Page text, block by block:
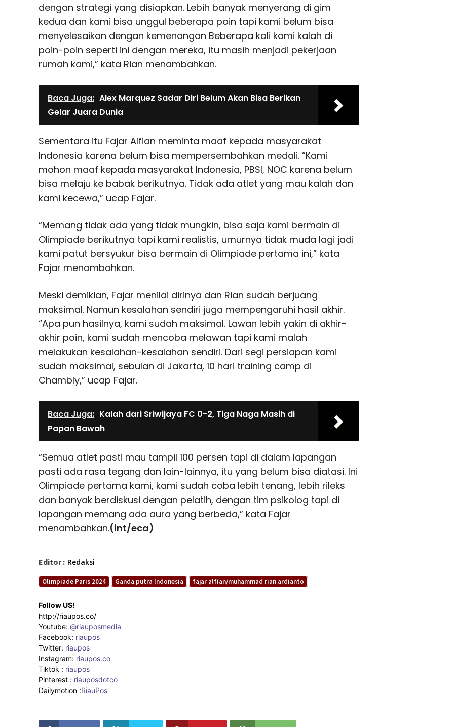
dengan strategi yang disiapkan. Lebih banyak menyerang di gim
kedua dan kami bisa unggul beberapa poin tapi kami belum bisa
menyelesaikan dengan kemenangan Beberapa kali kami kalah di
poin-poin seperti ini dengan mereka, itu masih menjadi pekerjaan
rumah kami,” kata Rian menambahkan.
Baca Juga: Alex Marquez Sadar Diri Belum Akan Bisa Berikan
Gelar Juara Dunia
Sementara itu Fajar Alfian meminta maaf kepada masyarakat
Indonesia karena belum bisa mempersembahkan medali. “Kami
mohon maaf kepada masyarakat Indonesia, PBSI, NOC karena belum
bisa melaju ke babak berikutnya. Tidak ada atlet yang mau kalah dan
kami kecewa,” ucap Fajar.
“Memang tidak ada yang tidak mungkin, bisa saja kami bermain di
Olimpiade berikutnya tapi kami realistis, umurnya tidak muda lagi jadi
kami patut bersyukur bisa bermain di Olimpiade pertama ini,” kata
Fajar menambahkan.
Meski demikian, Fajar menilai dirinya dan Rian sudah berjuang
maksimal. Namun kesalahan sendiri juga mempengaruhi hasil akhir.
“Apa pun hasilnya, kami sudah maksimal. Lawan lebih yakin di akhir-
akhir poin, kami sudah mencoba melawan tapi kami malah
melakukan kesalahan-kesalahan sendiri. Dari segi persiapan kami
sudah maksimal, sebulan di Jakarta, 10 hari training camp di
Chambly,” ucap Fajar.
Baca Juga: Kalah dari Sriwijaya FC 0-2, Tiga Naga Masih di
Papan Bawah
“Semua atlet pasti mau tampil 100 persen tapi di dalam lapangan
pasti ada rasa tegang dan lain-lainnya, itu yang belum bisa diatasi. Ini
Olimpiade pertama kami, kami sudah coba lebih tenang, lebih rileks
dan banyak berdiskusi dengan pelatih, dengan tim psikolog tapi di
lapangan memang ada aura yang berbeda,” kata Fajar
menambahkan.(int/eca)
Editor : Redaksi
Olimpiade Paris 2024 Ganda putra Indonesia fajar alfian/muhammad rian ardianto
Follow US!
http://riaupos.co/
Youtube: @riauposmedia
Facebook: riaupos
Twitter: riaupos
Instagram: riaupos.co
Tiktok : riaupos
Pinterest : riauposdotco
Dailymotion :RiauPos